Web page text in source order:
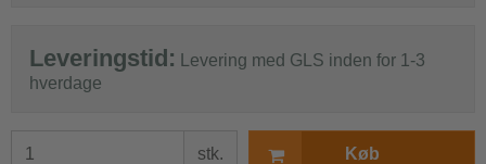
Leveringstid:
Levering med GLS inden for 1-3
hverdage
stk. Køb